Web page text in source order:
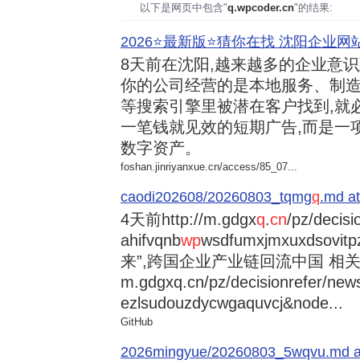
以下是网页中包含"q.wpcoder.cn"的结果:
2026⭐️最新版⭐️猜你在找 沈阳企业网
8天前在沈阳,越来越多的企业意
你的公司经营的是本地服务、制
等搜索引擎里被潜在客户找到,就
一笔钱就见效的短期广告,而是一
数字资产。
foshan.jinriyanxue.cn/access/85_07...
caodi202608/20260803_tqmgq.md
4天前http://m.gdgxq.cn/pz/
ahifvqnbwp
来”,跨国企业产业链回流中国 相
m.gdgxq.cn/pz/decisionrefer/
ezlsudouzdycwgaquvcj&node...
GitHub
2026mingyue/20260803_5wqvu.md